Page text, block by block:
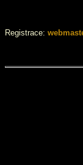
Registrace: